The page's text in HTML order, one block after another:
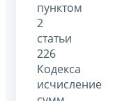
пунктом
2
статьи
226
Кодекса
исчисление